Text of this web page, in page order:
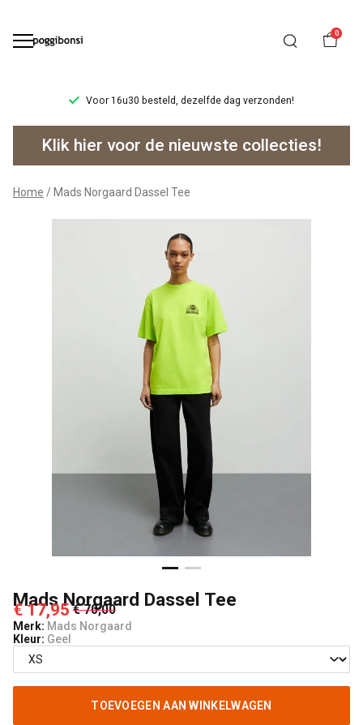
0
Voor 16u30 besteld, dezelfde dag verzonden!
Mads
Norgaard
Dassel
Poggibonsi
Klik hier voor de nieuwste collecties!
Home Mads Norgaard Dassel Tee
Mads Norgaard Dassel Tee
€ 17,95 € 70,00
Merk: Mads Norgaard
Kleur: Geel
TOEVOEGEN AAN WINKELWAGEN